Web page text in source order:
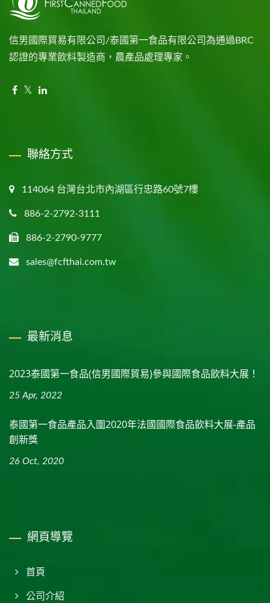
信男國際貿易有限公司/泰國第一食品有限公司為通過BRC
認證的專業飲料製造商，農產品處理專家。
聯絡方式
114064 台灣台北市內湖區行忠路60號7樓
886-2-2792-3111
886-2-2790-9777
sales@fcfthai.com.tw
最新消息
2023泰國第一食品(信男國際貿易)參與國際食品飲料大展！
25 Apr, 2022
泰國第一食品產品入圍2020年法國國際食品飲料大展-產品
創新獎
26 Oct, 2020
網頁導覽
首頁
公司介紹